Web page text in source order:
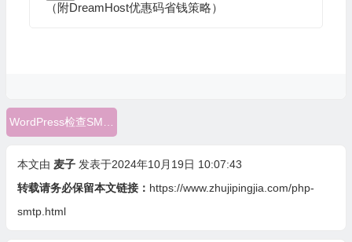
（附DreamHost优惠码省钱策略）
本文由 麦子 发表于2024年10月19日 10:07:43
转载请务必保留本文链接： https://www.zhujipingjia.com/php-
smtp.html